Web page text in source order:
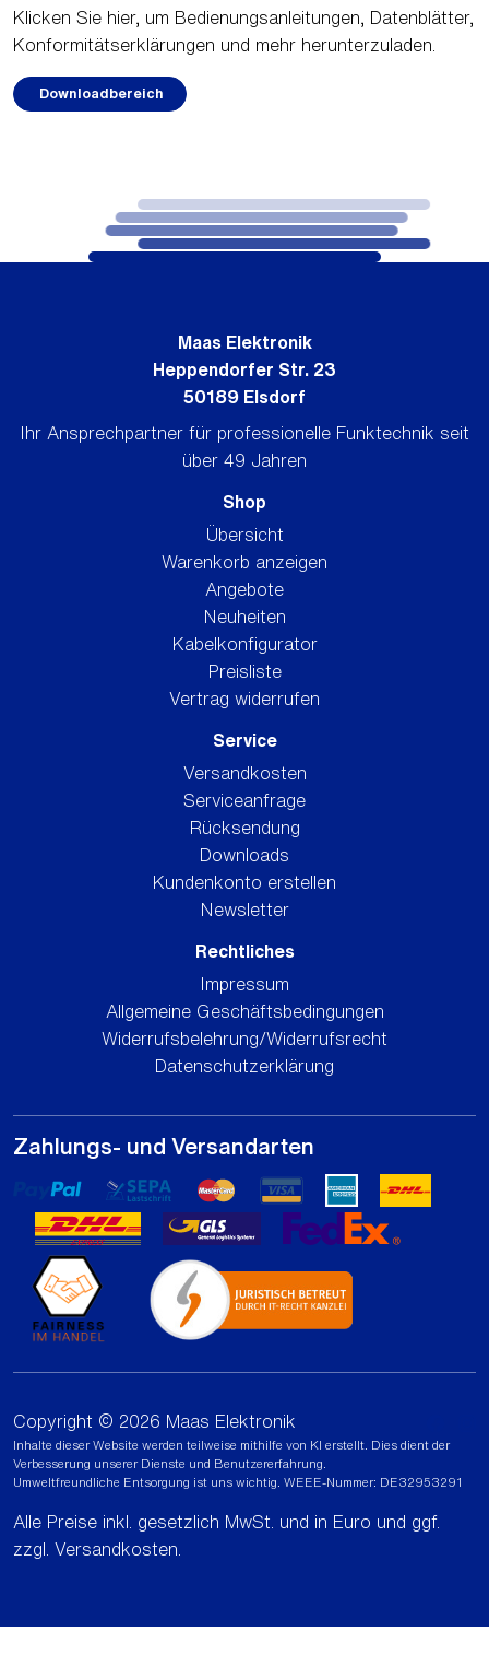
Klicken Sie hier, um Bedienungsanleitungen, Datenblätter,
Konformitätserklärungen und mehr herunterzuladen.
Downloadbereich
Shop
Übersicht
Warenkorb anzeigen
Angebote
Neuheiten
Kabelkonfigurator
Preisliste
Vertrag widerrufen
Service
Versandkosten
Serviceanfrage
Rücksendung
Downloads
Kundenkonto erstellen
Newsletter
Rechtliches
Impressum
Allgemeine Geschäftsbedingungen
Widerrufsbelehrung/Widerrufsrecht
Datenschutzerklärung
Maas Elektronik
Heppendorfer Str. 23
50189 Elsdorf
Ihr Ansprechpartner für professionelle Funktechnik seit
über 49 Jahren
Zahlungs- und Versandarten
Copyright © 2026 Maas Elektronik
Inhalte dieser Website werden teilweise mithilfe von KI erstellt. Dies dient der
Verbesserung unserer Dienste und Benutzererfahrung.
Umweltfreundliche Entsorgung ist uns wichtig. WEEE-Nummer: DE32953291
Alle Preise inkl. gesetzlich MwSt. und in Euro und ggf.
zzgl. Versandkosten